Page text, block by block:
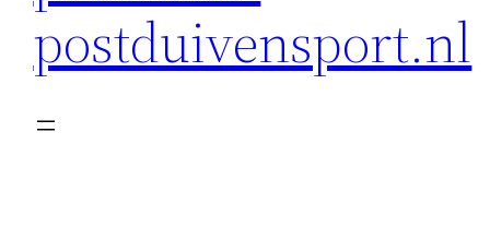
postduivensport.nl